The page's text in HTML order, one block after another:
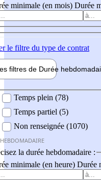
minimale (en mois) Durée
le filtre du type de contrat
filtres de Durée hebdo
Temps plein (78)
Temps partiel (5)
Non renseignée (1070)
la durée hebdomadaire :
minimale (en heure) Durée